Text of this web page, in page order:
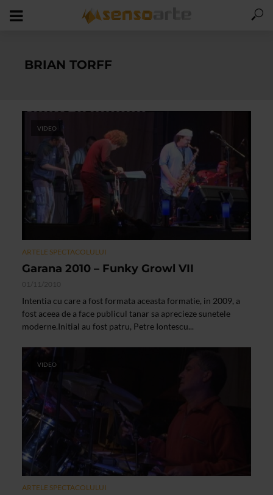
BRIAN TORFF
VIDEO
ARTELE SPECTACOLULUI
Garana 2010 – Funky Growl VII
01/11/2010
Intentia cu care a fost formata aceasta formatie, in 2009, a
fost aceea de a face publicul tanar sa aprecieze sunetele
moderne.Initial au fost patru, Petre Iontescu...
VIDEO
ARTELE SPECTACOLULUI